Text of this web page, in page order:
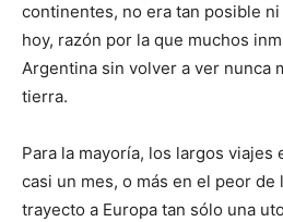
continentes, no era tan posible
hoy, razón por la que muchos
Argentina sin volver a ver nunca
tierra.
Para la mayoría, los largos viajes
casi un mes, o más en el peor de
trayecto a Europa tan sólo una